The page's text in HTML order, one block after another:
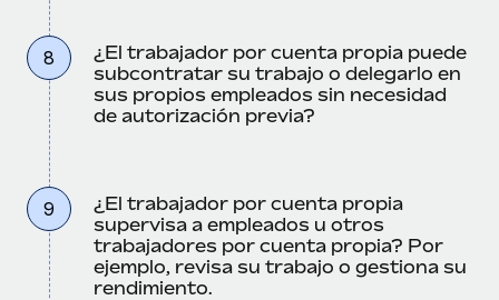
8
¿El trabajador por cuenta propia puede
subcontratar su trabajo o delegarlo en
sus propios empleados sin necesidad
de autorización previa?
9
¿El trabajador por cuenta propia
supervisa a empleados u otros
trabajadores por cuenta propia? Por
ejemplo, revisa su trabajo o gestiona su
rendimiento.